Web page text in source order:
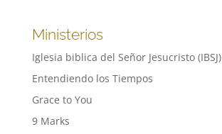
Ministerios
Iglesia biblica del Señor Jesucristo (IBSJ)
Entendiendo los Tiempos
Grace to You
9 Marks